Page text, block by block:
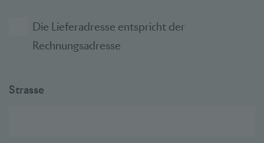
Die Lieferadresse entspricht der
Rechnungsadresse
Strasse